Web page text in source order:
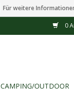
0
CAMPING/OUTDOOR
Für weitere